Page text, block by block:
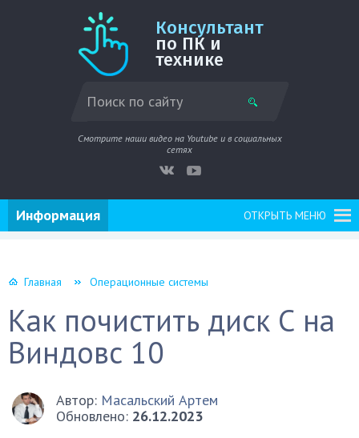
Консультант
по ПК и
технике
Смотрите наши видео на Youtube и в социальных
сетях
ОТКРЫТЬ МЕНЮ
Информация
Главная Операционные системы
Как почистить диск С на
Виндовс 10
Автор: Масальский Артем
Обновлено: 26.12.2023